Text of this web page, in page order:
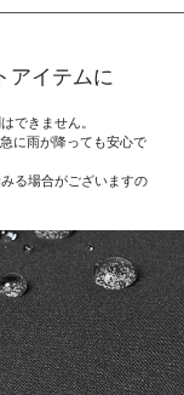
アイテムに
できません。
に雨が降っても安心で
る場合がございますの